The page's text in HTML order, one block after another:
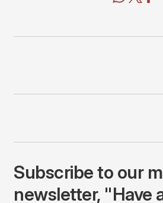
Subscribe to our
newsletter, "Have